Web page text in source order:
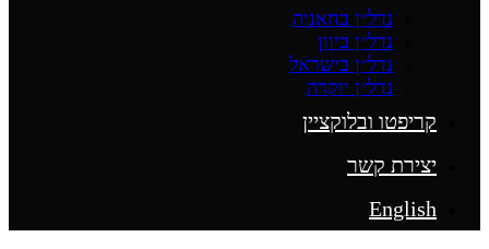
נדל״ן בחאניה
נדל״ן ביוון
נדל״ן בישראל
נדל״ן יוקרה
קריפטו ובלוקציין
יצירת קשר
English